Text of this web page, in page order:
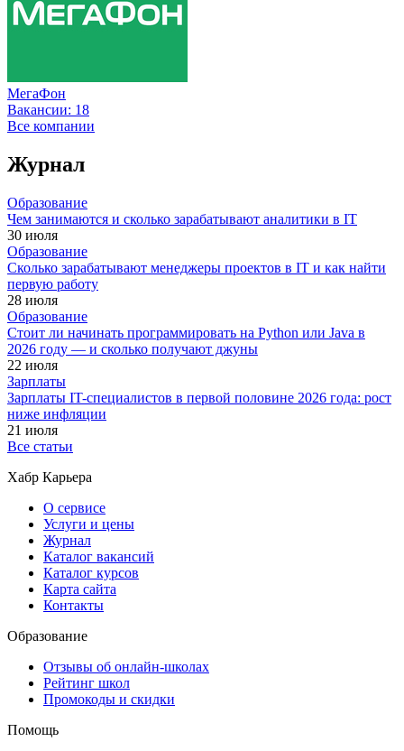
МегаФон
Вакансии: 18
Все компании
Журнал
Образование
Чем занимаются и сколько зарабатывают аналитики в IT
30 июля
Образование
Сколько зарабатывают менеджеры проектов в IT и как найти
первую работу
28 июля
Образование
Стоит ли начинать программировать на Python или Java в
2026 году — и сколько получают джуны
22 июля
Зарплаты
Зарплаты IT-специалистов в первой половине 2026 года: рост
ниже инфляции
21 июля
Все статьи
Хабр Карьера
О сервисе
Услуги и цены
Журнал
Каталог вакансий
Каталог курсов
Карта сайта
Контакты
Образование
Отзывы об онлайн-школах
Рейтинг школ
Промокоды и скидки
Помощь